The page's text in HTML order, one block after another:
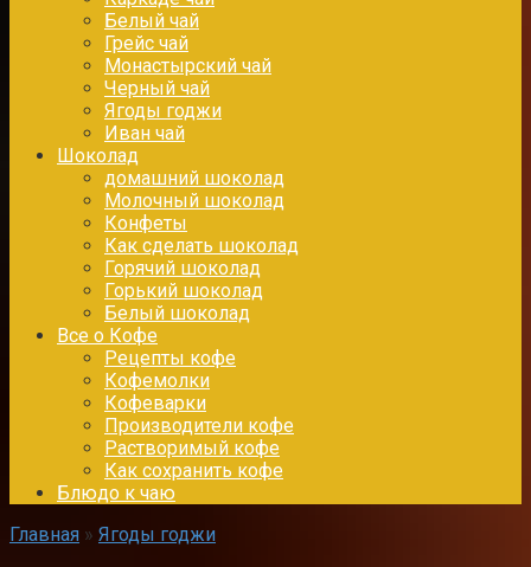
Белый чай
Грейс чай
Монастырский чай
Черный чай
Ягоды годжи
Иван чай
Шоколад
домашний шоколад
Молочный шоколад
Конфеты
Как сделать шоколад
Горячий шоколад
Горький шоколад
Белый шоколад
Все о Кофе
Рецепты кофе
Кофемолки
Кофеварки
Производители кофе
Растворимый кофе
Как сохранить кофе
Блюдо к чаю
Главная » Ягоды годжи